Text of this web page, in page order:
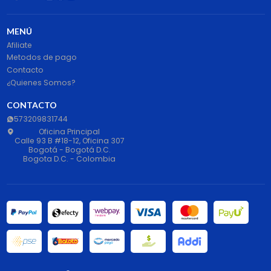
MENÚ
Afiliate
Metodos de pago
Contacto
¿Quienes Somos?
CONTACTO
573209831744
Oficina Principal
Calle 93 B #18-12, Oficina 307
Bogotá - Bogotá D.C.
Bogota D.C. - Colombia